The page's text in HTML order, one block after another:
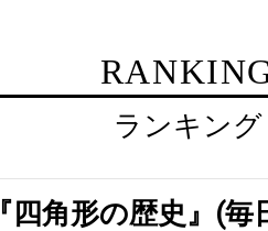
ランキング
『四角形の歴史』(毎